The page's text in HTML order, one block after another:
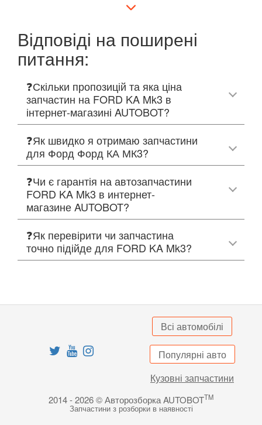
Відповіді на поширені
питання:
❓Скільки пропозицій та яка ціна
запчастин на FORD KA Mk3 в
інтернет-магазині AUTOBOT?
❓Як швидко я отримаю запчастини
для Форд Форд КА МК3?
❓Чи є гарантія на автозапчастини
FORD KA Mk3 в интернет-
магазине AUTOBOT?
❓Як перевірити чи запчастина
точно підійде для FORD KA Mk3?
Всі автомобілі
Популярні авто
Кузовні запчастини
2014 - 2026 © Авторозборка AUTOBOTTM
Запчастини з розборки в наявності